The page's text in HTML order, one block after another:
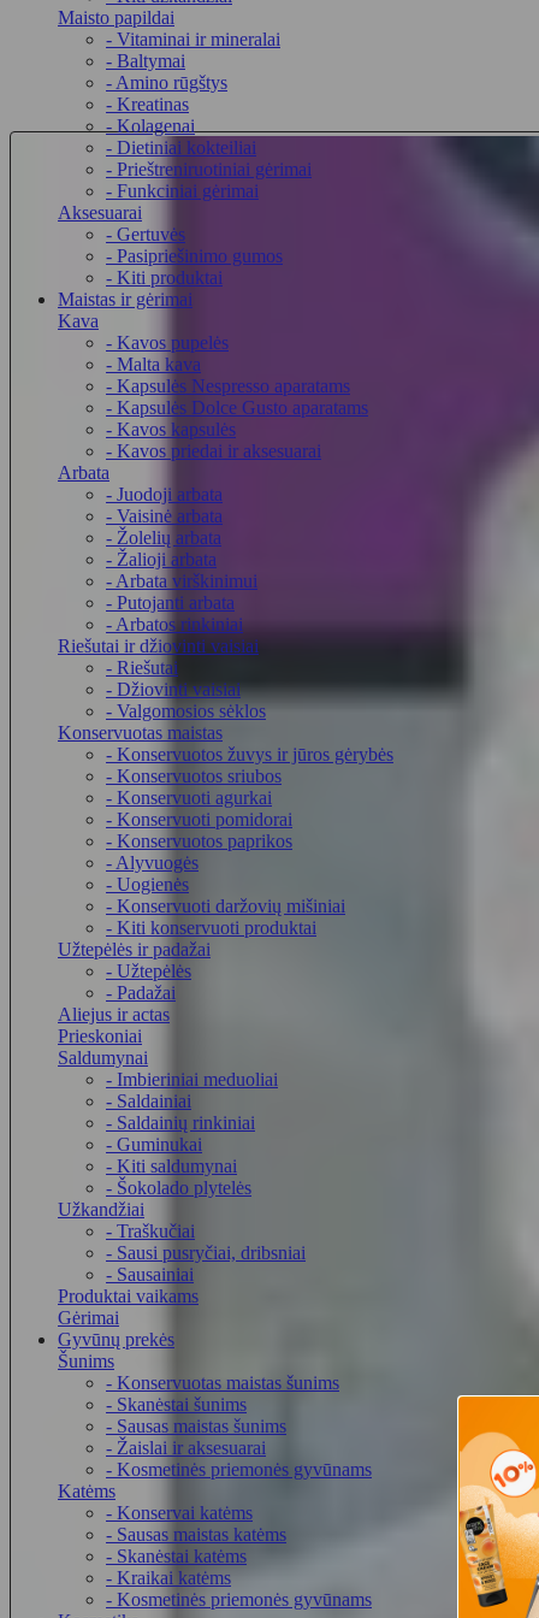
Maisto papildai
- Vitaminai ir mineralai
- Baltymai
- Amino rūgštys
- Kreatinas
- Kolagenai
- Dietiniai kokteiliai
- Prieštreniruotiniai gėrimai
- Funkciniai gėrimai
Aksesuarai
- Gertuvės
- Pasipriešinimo gumos
- Kiti produktai
Maistas ir gėrimai
Kava
- Kavos pupelės
- Malta kava
- Kapsulės Nespresso aparatams
- Kapsulės Dolce Gusto aparatams
- Kavos kapsulės
- Kavos priedai ir aksesuarai
Arbata
- Juodoji arbata
- Vaisinė arbata
- Žolelių arbata
- Žalioji arbata
- Arbata virškinimui
- Putojanti arbata
- Arbatos rinkiniai
Riešutai ir džiovinti vaisiai
- Riešutai
- Džiovinti vaisiai
- Valgomosios sėklos
Konservuotas maistas
- Konservuotos žuvys ir jūros gėrybės
- Konservuotos sriubos
- Konservuoti agurkai
- Konservuoti pomidorai
- Konservuotos paprikos
- Alyvuogės
- Uogienės
- Konservuoti daržovių mišiniai
- Kiti konservuoti produktai
Užtepėlės ir padažai
- Užtepėlės
- Padažai
Aliejus ir actas
Prieskoniai
Saldumynai
- Imbieriniai meduoliai
- Saldainiai
- Saldainių rinkiniai
- Guminukai
- Kiti saldumynai
- Šokolado plytelės
Užkandžiai
- Traškučiai
- Sausi pusryčiai, dribsniai
- Sausainiai
Produktai vaikams
Gėrimai
Gyvūnų prekės
Šunims
- Konservuotas maistas šunims
- Skanėstai šunims
- Sausas maistas šunims
- Žaislai ir aksesuarai
- Kosmetinės priemonės gyvūnams
Katėms
- Konservai katėms
- Sausas maistas katėms
- Skanėstai katėms
- Kraikai katėms
- Kosmetinės priemonės gyvūnams